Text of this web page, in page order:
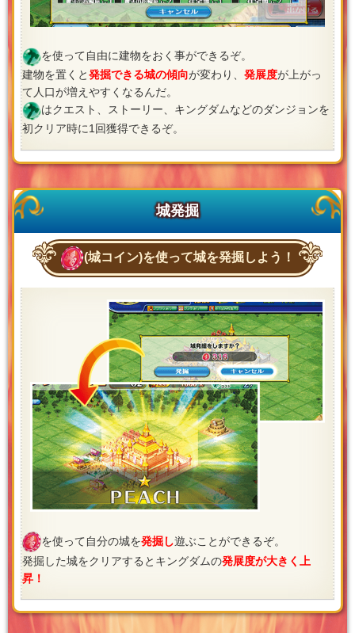
を使って自由に建物をおく事ができるぞ。
建物を置くと発掘できる城の傾向が変わり、発展度が上がっ
て人口が増えやすくなるんだ。
はクエスト、ストーリー、キングダムなどのダンジョンを
初クリア時に1回獲得できるぞ。
城発掘
(城コイン)を使って城を発掘しよう！
を使って自分の城を発掘し遊ぶことができるぞ。
発掘した城をクリアするとキングダムの発展度が大きく上
昇！